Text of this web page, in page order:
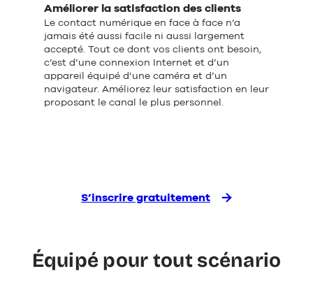
Améliorer la satisfaction des clients
Le contact numérique en face à face n’a
jamais été aussi facile ni aussi largement
accepté. Tout ce dont vos clients ont besoin,
c’est d’une connexion Internet et d’un
appareil équipé d’une caméra et d’un
navigateur. Améliorez leur satisfaction en leur
proposant le canal le plus personnel.
S’inscrire gratuitement
Équipé pour tout scénario